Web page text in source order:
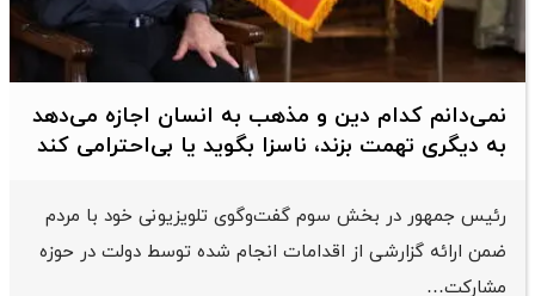
نمی‌دانم کدام دین و مذهب به انسان اجازه می‌دهد
به دیگری تهمت بزند، ناسزا بگوید یا بی‌احترامی کند
رئیس جمهور در بخش سوم گفت‌وگوی تلویزیونی خود با مردم
ضمن ارائه گزارشی از اقدامات انجام شده توسط دولت در حوزه
مشارکت…